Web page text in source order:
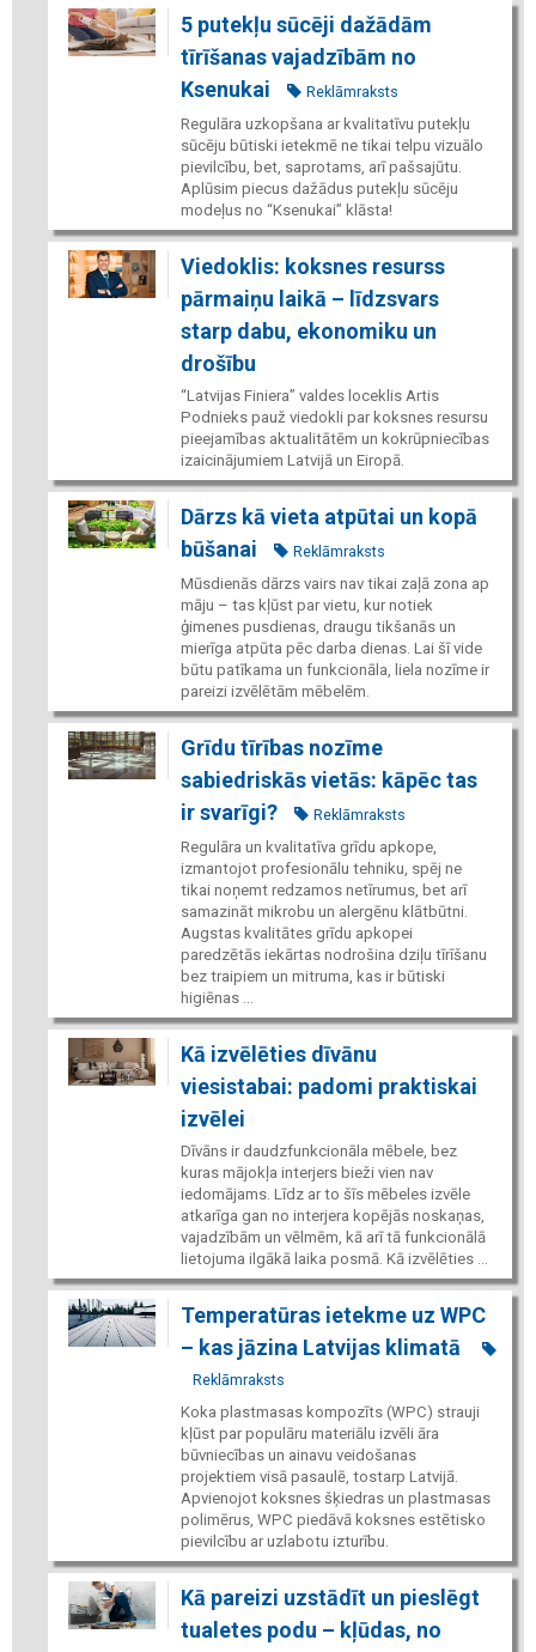
5 putekļu sūcēji dažādām
tīrīšanas vajadzībām no
Ksenukai
Reklāmraksts
Regulāra uzkopšana ar kvalitatīvu putekļu
sūcēju būtiski ietekmē ne tikai telpu vizuālo
pievilcību, bet, saprotams, arī pašsajūtu.
Aplūsim piecus dažādus putekļu sūcēju
modeļus no “Ksenukai” klāsta!
Viedoklis: koksnes resurss
pārmaiņu laikā – līdzsvars
starp dabu, ekonomiku un
drošību
“Latvijas Finiera” valdes loceklis Artis
Podnieks pauž viedokli par koksnes resursu
pieejamības aktualitātēm un kokrūpniecības
izaicinājumiem Latvijā un Eiropā.
Dārzs kā vieta atpūtai un kopā
būšanai
Reklāmraksts
Mūsdienās dārzs vairs nav tikai zaļā zona ap
māju – tas kļūst par vietu, kur notiek
ģimenes pusdienas, draugu tikšanās un
mierīga atpūta pēc darba dienas. Lai šī vide
būtu patīkama un funkcionāla, liela nozīme ir
pareizi izvēlētām mēbelēm.
Grīdu tīrības nozīme
sabiedriskās vietās: kāpēc tas
ir svarīgi?
Reklāmraksts
Regulāra un kvalitatīva grīdu apkope,
izmantojot profesionālu tehniku, spēj ne
tikai noņemt redzamos netīrumus, bet arī
samazināt mikrobu un alergēnu klātbūtni.
Augstas kvalitātes grīdu apkopei
paredzētās iekārtas nodrošina dziļu tīrīšanu
bez traipiem un mitruma, kas ir būtiski
higiēnas ...
Kā izvēlēties dīvānu
viesistabai: padomi praktiskai
izvēlei
Dīvāns ir daudzfunkcionāla mēbele, bez
kuras mājokļa interjers bieži vien nav
iedomājams. Līdz ar to šīs mēbeles izvēle
atkarīga gan no interjera kopējās noskaņas,
vajadzībām un vēlmēm, kā arī tā funkcionālā
lietojuma ilgākā laika posmā. Kā izvēlēties ...
Temperatūras ietekme uz WPC
– kas jāzina Latvijas klimatā
Reklāmraksts
Koka plastmasas kompozīts (WPC) strauji
kļūst par populāru materiālu izvēli āra
būvniecības un ainavu veidošanas
projektiem visā pasaulē, tostarp Latvijā.
Apvienojot koksnes šķiedras un plastmasas
polimērus, WPC piedāvā koksnes estētisko
pievilcību ar uzlabotu izturību.
Kā pareizi uzstādīt un pieslēgt
tualetes podu – kļūdas, no